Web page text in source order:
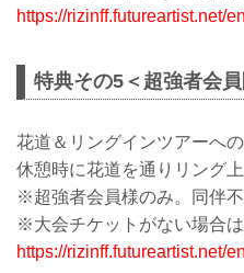
https://rizinff.futureartist.net/
特典その5＜超強者会員
花道＆リングインツアーへの
休憩時に花道を通りリング
※超強者会員様のみ。同伴不
※大会チケットがない場合は
https://rizinff.futureartist.net/